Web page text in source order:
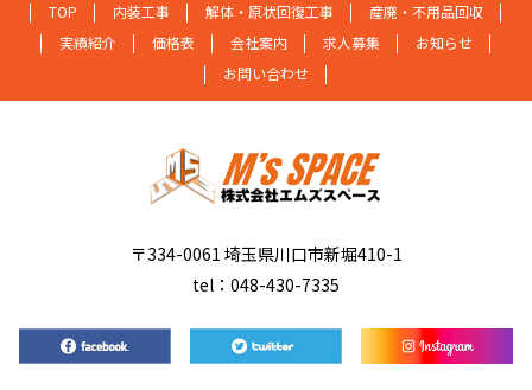
TOP 内装工事 解体・原状回復工事
産廃・不用品回収
実績紹介
価格表 会社案内 求人募集
お知らせ
お問い合わせ
〒334-0061 埼玉県川口市新堀410-1
tel：048-430-7335